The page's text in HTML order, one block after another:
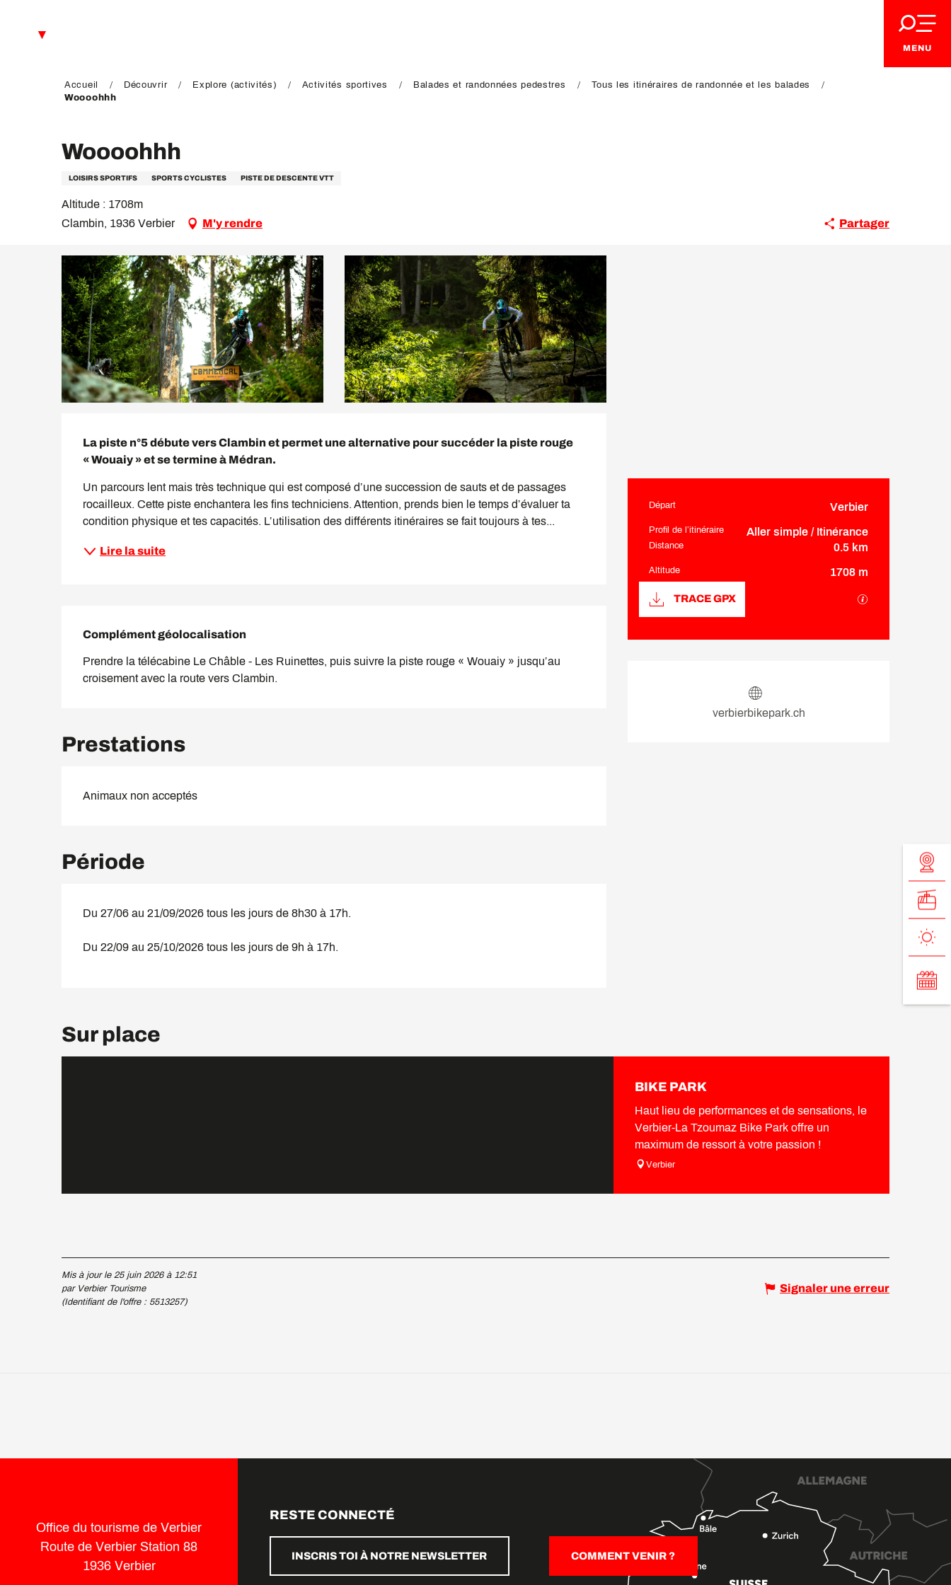
MENU
Accueil Découvrir Explore (activités) Activités sportives Balades et randonnées pedestres
Tous les itinéraires de randonnée et les balades
Woooohhh
Woooohhh
LOISIRS SPORTIFS SPORTS CYCLISTES PISTE DE DESCENTE VTT
Altitude : 1708m
Clambin, 1936 Verbier
M'y rendre Partager
Informations pratiques
Départ Verbier
Profil de l’itinéraire Aller simple / Itinérance
Distance 0.5 km
Altitude 1708 m
Documentation
TRACE GPX
verbierbikepark.ch
La piste n°5 débute vers Clambin et permet une alternative pour succéder la piste rouge
« Wouaiy » et se termine à Médran.
Un parcours lent mais très technique qui est composé d’une succession de sauts et de passages
rocailleux. Cette piste enchantera les fins techniciens. Attention, prends bien le temps d’évaluer ta
condition physique et tes capacités. L’utilisation des différents itinéraires se fait toujours à tes...
Lire la suite
Complément géolocalisation
Complément géolocalisation
Prendre la télécabine Le Châble - Les Ruinettes, puis suivre la piste rouge « Wouaiy » jusqu’au
croisement avec la route vers Clambin.
Prestations
Animaux non acceptés
Période
Du 27/06 au 21/09/2026 tous les jours de 8h30 à 17h.
Du 22/09 au 25/10/2026 tous les jours de 9h à 17h.
Sur place
BIKE PARK
Haut lieu de performances et de sensations, le
Verbier-La Tzoumaz Bike Park offre un
maximum de ressort à votre passion !
Verbier
Mis à jour le 25 juin 2026 à 12:51
par Verbier Tourisme
(Identifiant de l'offre : 5513257)
Signaler une erreur
Office du tourisme de Verbier
Route de Verbier Station 88
1936 Verbier
RESTE CONNECTÉ
INSCRIS TOI À NOTRE NEWSLETTER COMMENT VENIR ?